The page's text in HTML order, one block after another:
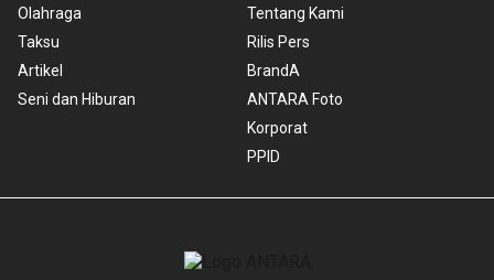
Olahraga
Taksu
Artikel
Seni dan Hiburan
Tentang Kami
Rilis Pers
BrandA
ANTARA Foto
Korporat
PPID